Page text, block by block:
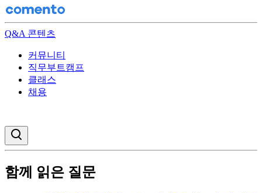
Q&A 콘텐츠
커뮤니티
직무부트캠프
클래스
채용
함께 읽은 질문